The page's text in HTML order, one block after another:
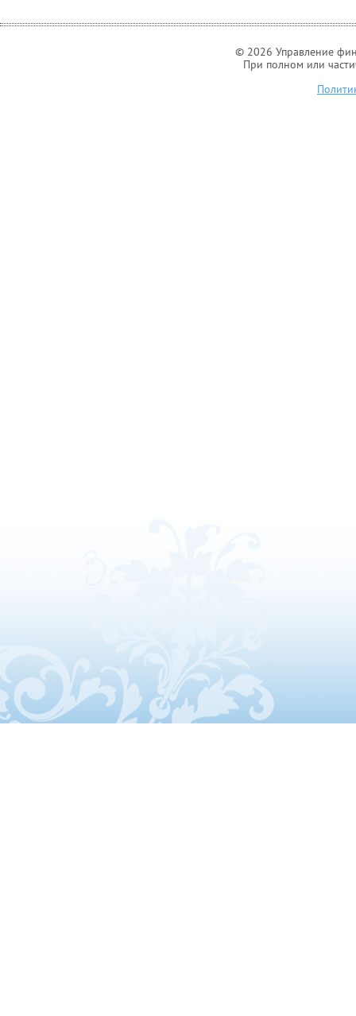
© 2026 Управление
При полном или